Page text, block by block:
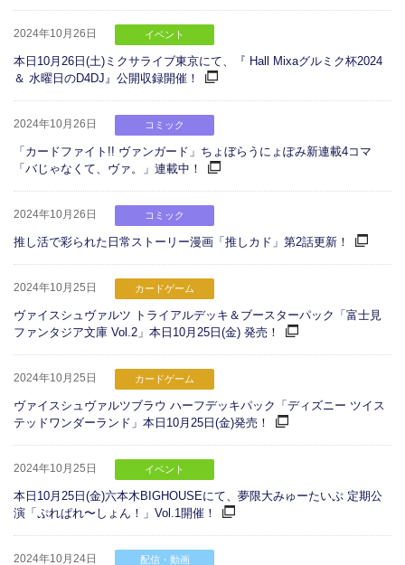
2024年10月26日 イベント
本日10月26日(土)ミクサライブ東京にて、『 Hall Mixaグルミク杯2024
＆ 水曜日のD4DJ』公開収録開催！
2024年10月26日 コミック
「カードファイト!! ヴァンガード」ちょぼらうにょぽみ新連載4コマ
「バじゃなくて、ヴァ。」連載中！
2024年10月26日 コミック
推し活で彩られた日常ストーリー漫画「推しカド」第2話更新！
2024年10月25日 カードゲーム
ヴァイスシュヴァルツ トライアルデッキ＆ブースターパック「富士見
ファンタジア文庫 Vol.2」本日10月25日(金) 発売！
2024年10月25日 カードゲーム
ヴァイスシュヴァルツブラウ ハーフデッキパック「ディズニー ツイス
テッドワンダーランド」本日10月25日(金)発売！
2024年10月25日 イベント
本日10月25日(金)六本木BIGHOUSEにて、夢限大みゅーたいぷ 定期公
演「ぷれぱれ〜しょん！」Vol.1開催！
2024年10月24日 配信・動画